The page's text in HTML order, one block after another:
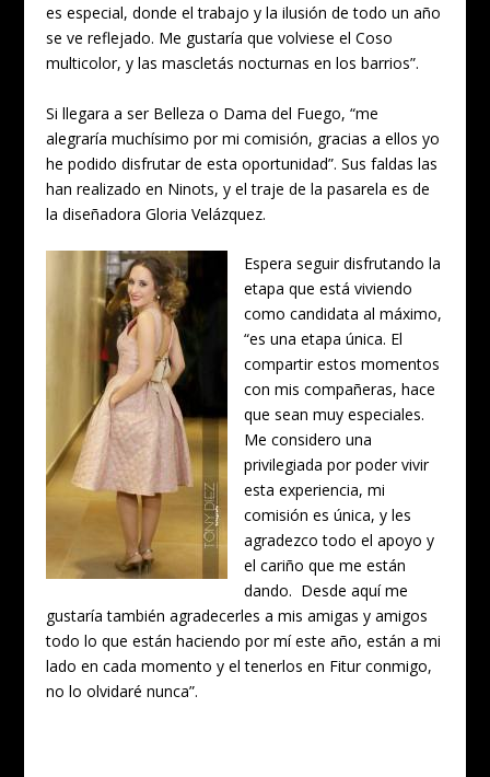
es especial, donde el trabajo y la ilusión de todo un año
se ve reflejado. Me gustaría que volviese el Coso
multicolor, y las mascletás nocturnas en los barrios”.
Si llegara a ser Belleza o Dama del Fuego, “me
alegraría muchísimo por mi comisión, gracias a ellos yo
he podido disfrutar de esta oportunidad”. Sus faldas las
han realizado en Ninots, y el traje de la pasarela es de
la diseñadora Gloria Velázquez.
Espera seguir disfrutando la
etapa que está viviendo
como candidata al máximo,
“es una etapa única. El
compartir estos momentos
con mis compañeras, hace
que sean muy especiales.
Me considero una
privilegiada por poder vivir
esta experiencia, mi
comisión es única, y les
agradezco todo el apoyo y
el cariño que me están
dando. Desde aquí me
gustaría también agradecerles a mis amigas y amigos
todo lo que están haciendo por mí este año, están a mi
lado en cada momento y el tenerlos en Fitur conmigo,
no lo olvidaré nunca”.